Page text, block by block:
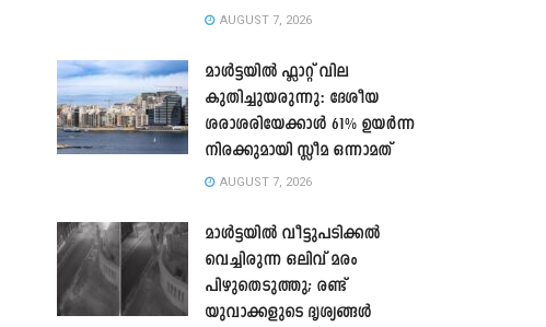
AUGUST 7, 2026
മാൾട്ടയിൽ ഫ്ലാറ്റ് വില
കുതിച്ചുയരുന്നു: ദേശീയ
ശരാശരിയേക്കാൾ 61% ഉയർന്ന
നിരക്കുമായി സ്ലീമ ഒന്നാമത്
AUGUST 7, 2026
മാൾട്ടയിൽ വീട്ടുപടിക്കൽ
വെച്ചിരുന്ന ഒലിവ് മരം
പിഴുതെടുത്തു; രണ്ട്
യുവാക്കളുടെ ദൃശ്യങ്ങൾ